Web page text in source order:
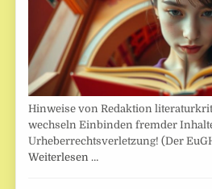
Hinweise von Redaktion
wechseln Einbinden fremder
Urheberrechtsverletzung! (Der
Weiterlesen …